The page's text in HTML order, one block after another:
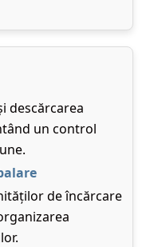
descărcarea
un control
de încărcare